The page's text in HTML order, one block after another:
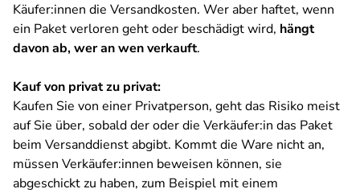
Käufer:innen die Versandkosten. Wer aber haftet, wenn
ein Paket verloren geht oder beschädigt wird, hängt
davon ab, wer an wen verkauft.
Kauf von privat zu privat:
Kaufen Sie von einer Privatperson, geht das Risiko meist
auf Sie über, sobald der oder die Verkäufer:in das Paket
beim Versanddienst abgibt. Kommt die Ware nicht an,
müssen Verkäufer:innen beweisen können, sie
abgeschickt zu haben, zum Beispiel mit einem